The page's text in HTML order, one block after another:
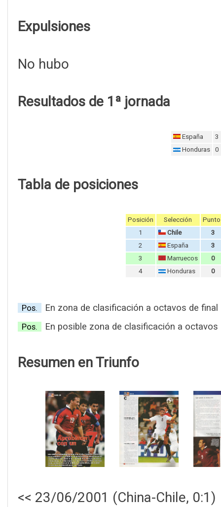
Expulsiones
No hubo
Resultados de 1ª jornada
España
3
Honduras
0
Tabla de posiciones
Posición Selección
1
Chile
3
2
España
3
3
Marruecos
0
4
Honduras 0
Pos. En zona de clasificación a octavos de final
Pos. En posible zona de clasificación a
Resumen en Triunfo
<< 23/06/2001 (China-Chile, 0:1)